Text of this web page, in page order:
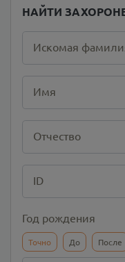
НАЙТИ
Искомая
Имя
Отчество
ID
Год рождения
Точно До После